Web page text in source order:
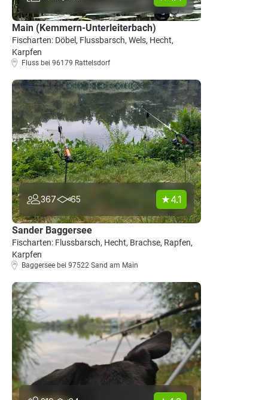
Main (Kemmern-Unterleiterbach)
Fischarten: Döbel, Flussbarsch, Wels, Hecht,
Karpfen
Fluss bei 96179 Rattelsdorf
367 65 4.1
Sander Baggersee
Fischarten: Flussbarsch, Hecht, Brachse, Rapfen,
Karpfen
Baggersee bei 97522 Sand am Main